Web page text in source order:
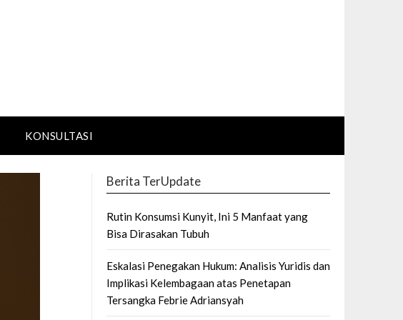
KONSULTASI
Berita TerUpdate
Rutin Konsumsi Kunyit, Ini 5 Manfaat yang
Bisa Dirasakan Tubuh
Eskalasi Penegakan Hukum: Analisis Yuridis dan
Implikasi Kelembagaan atas Penetapan
Tersangka Febrie Adriansyah